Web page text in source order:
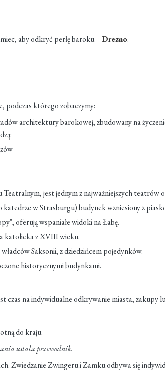
aby odkryć perłę baroku –Drezno.
podczas którego zobaczymy:
architektury barokowej, zbudowany na
Teatralnym, jest jednym z najważniejszych teatrów
w Strasburgu) budynek wzniesiony z
oferują wspaniałe widoki na Łabę.
katolicka z XVIII wieku.
Saksonii, z dziedzińcem pojedynków.
historycznymi budynkami.
czas na indywidualne odkrywanie miasta, zakupy
do kraju.
ustala przewodnik.
Zwiedzanie Zwingeru i Zamku odbywa się